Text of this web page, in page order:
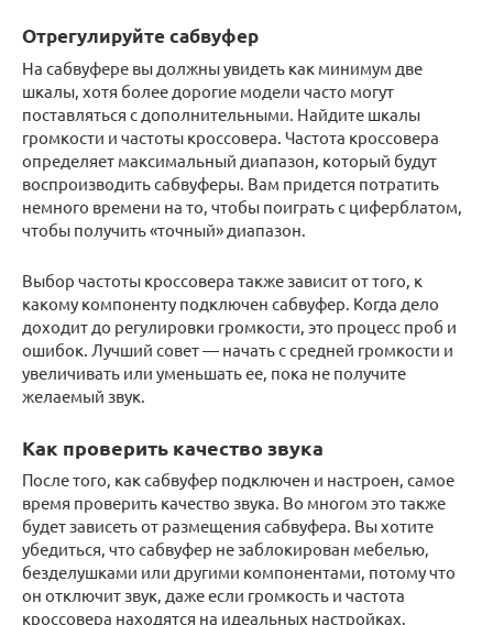
Отрегулируйте сабвуфер
На сабвуфере вы должны увидеть как минимум две
шкалы, хотя более дорогие модели часто могут
поставляться с дополнительными. Найдите шкалы
громкости и частоты кроссовера. Частота кроссовера
определяет максимальный диапазон, который будут
воспроизводить сабвуферы. Вам придется потратить
немного времени на то, чтобы поиграть с циферблатом,
чтобы получить «точный» диапазон.
Выбор частоты кроссовера также зависит от того, к
какому компоненту подключен сабвуфер. Когда дело
доходит до регулировки громкости, это процесс проб и
ошибок. Лучший совет — начать с средней громкости и
увеличивать или уменьшать ее, пока не получите
желаемый звук.
Как проверить качество звука
После того, как сабвуфер подключен и настроен, самое
время проверить качество звука. Во многом это также
будет зависеть от размещения сабвуфера. Вы хотите
убедиться, что сабвуфер не заблокирован мебелью,
безделушками или другими компонентами, потому что
он отключит звук, даже если громкость и частота
кроссовера находятся на идеальных настройках.